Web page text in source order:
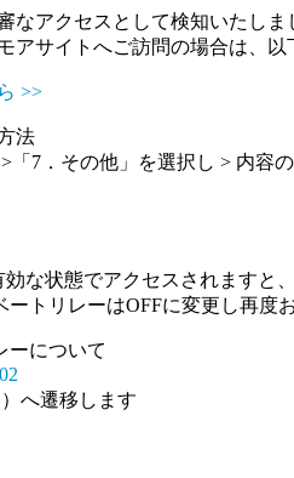
なアクセスとして検知いたしま
アサイトへご訪問の場合は、
>>
法
「7．その他」を選択し > 内容
な状態でアクセスされますと
トリレーはOFFに変更し再度
ーについて
へ遷移します